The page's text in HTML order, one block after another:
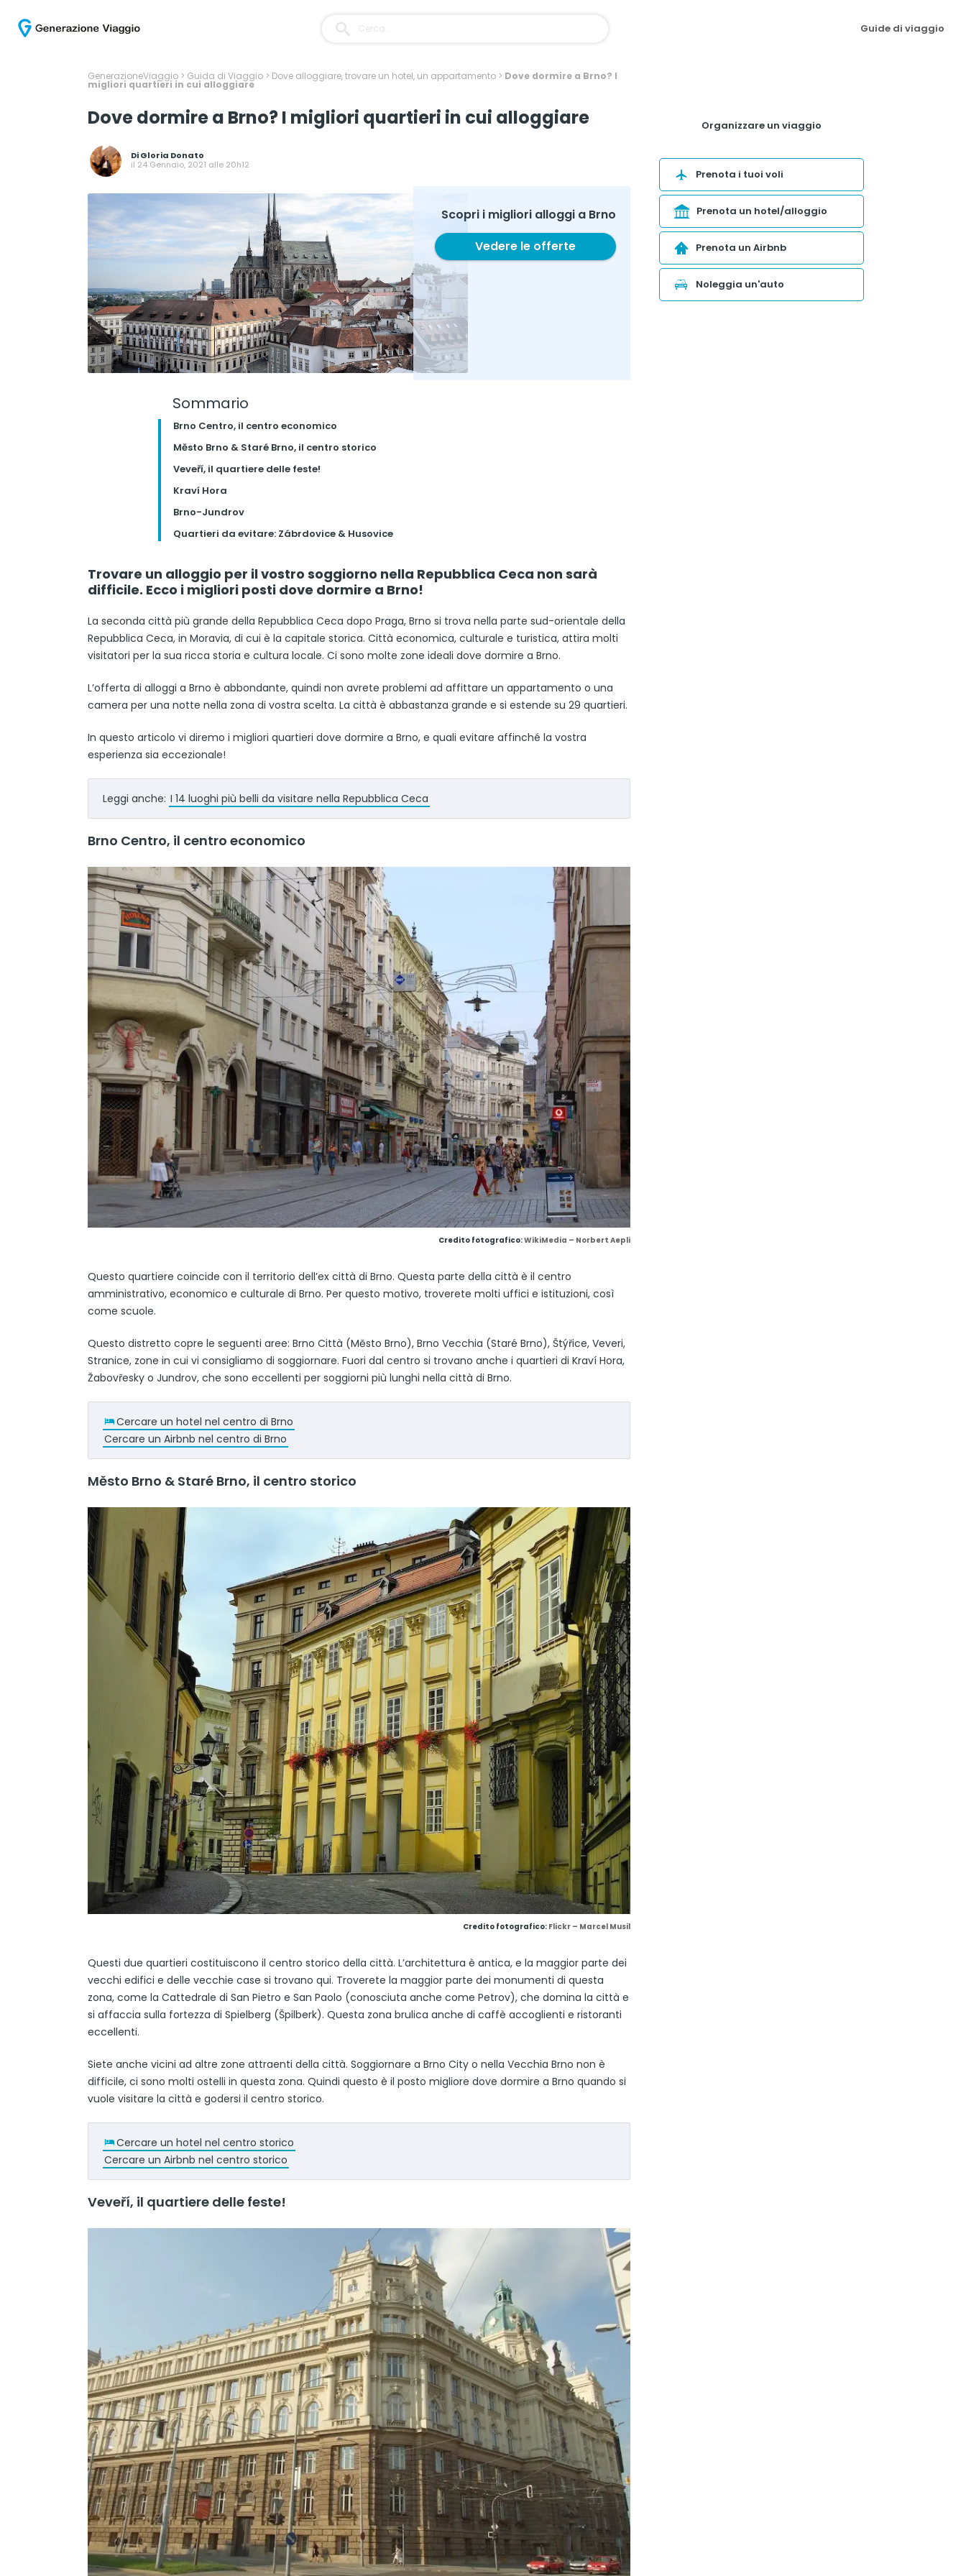
Guide di viaggio
GenerazioneViaggio > Guida di Viaggio > Dove alloggiare, trovare un hotel, un appartamento > Dove dormire a Brno? I
migliori quartieri in cui alloggiare
Dove dormire a Brno? I migliori quartieri in cui alloggiare
DiGloria Donato
il 24 Gennaio, 2021 alle 20h12
Scopri i migliori alloggi a Brno
Vedere le offerte
Sommario
Brno Centro, il centro economico
Město Brno & Staré Brno, il centro storico
Veveří, il quartiere delle feste!
Kraví Hora
Brno-Jundrov
Quartieri da evitare: Zábrdovice & Husovice
Trovare un alloggio per il vostro soggiorno nella Repubblica Ceca non sarà
difficile. Ecco i migliori posti dove dormire a Brno!
La seconda città più grande della Repubblica Ceca dopo Praga, Brno si trova nella parte sud-orientale della
Repubblica Ceca, in Moravia, di cui è la capitale storica. Città economica, culturale e turistica, attira molti
visitatori per la sua ricca storia e cultura locale. Ci sono molte zone ideali dove dormire a Brno.
L’offerta di alloggi a Brno è abbondante, quindi non avrete problemi ad affittare un appartamento o una
camera per una notte nella zona di vostra scelta. La città è abbastanza grande e si estende su 29 quartieri.
In questo articolo vi diremo i migliori quartieri dove dormire a Brno, e quali evitare affinché la vostra
esperienza sia eccezionale!
Leggi anche: I 14 luoghi più belli da visitare nella Repubblica Ceca
Brno Centro, il centro economico
Credito fotografico:WikiMedia – Norbert Aepli
Questo quartiere coincide con il territorio dell’ex città di Brno. Questa parte della città è il centro
amministrativo, economico e culturale di Brno. Per questo motivo, troverete molti uffici e istituzioni, così
come scuole.
Questo distretto copre le seguenti aree: Brno Città (Město Brno), Brno Vecchia (Staré Brno), Štýřice, Veveri,
Stranice, zone in cui vi consigliamo di soggiornare. Fuori dal centro si trovano anche i quartieri di Kraví Hora,
Žabovřesky o Jundrov, che sono eccellenti per soggiorni più lunghi nella città di Brno.
Cercare un hotel nel centro di Brno
Cercare un Airbnb nel centro di Brno
Město Brno & Staré Brno, il centro storico
Credito fotografico: Flickr – Marcel Musil
Questi due quartieri costituiscono il centro storico della città. L’architettura è antica, e la maggior parte dei
vecchi edifici e delle vecchie case si trovano qui. Troverete la maggior parte dei monumenti di questa
zona, come la Cattedrale di San Pietro e San Paolo (conosciuta anche come Petrov), che domina la città e
si affaccia sulla fortezza di Spielberg (Špilberk). Questa zona brulica anche di caffè accoglienti e ristoranti
eccellenti.
Siete anche vicini ad altre zone attraenti della città. Soggiornare a Brno City o nella Vecchia Brno non è
difficile, ci sono molti ostelli in questa zona. Quindi questo è il posto migliore dove dormire a Brno quando si
vuole visitare la città e godersi il centro storico.
Cercare un hotel nel centro storico
Cercare un Airbnb nel centro storico
Veveří, il quartiere delle feste!
Organizzare un viaggio
Prenota i tuoi voli
Prenota un hotel/alloggio
Prenota un Airbnb
Noleggia un'auto